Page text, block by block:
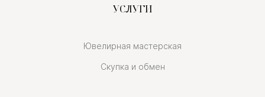
УСЛУГИ
Ювелирная мастерская
Скупка и обмен